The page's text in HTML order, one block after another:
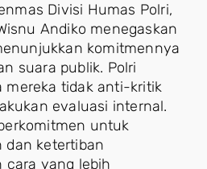
Divisi Humas Polri,
Andiko menegaskan
komitmennya
suara publik. Polri
mereka tidak anti-kritik
evaluasi internal.
untuk
dan ketertiban
cara yang lebih